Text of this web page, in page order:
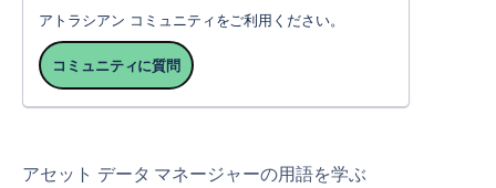
アトラシアン コミュニティをご利用ください。
コミュニティに質問
アセット データ マネージャーの用語を学ぶ